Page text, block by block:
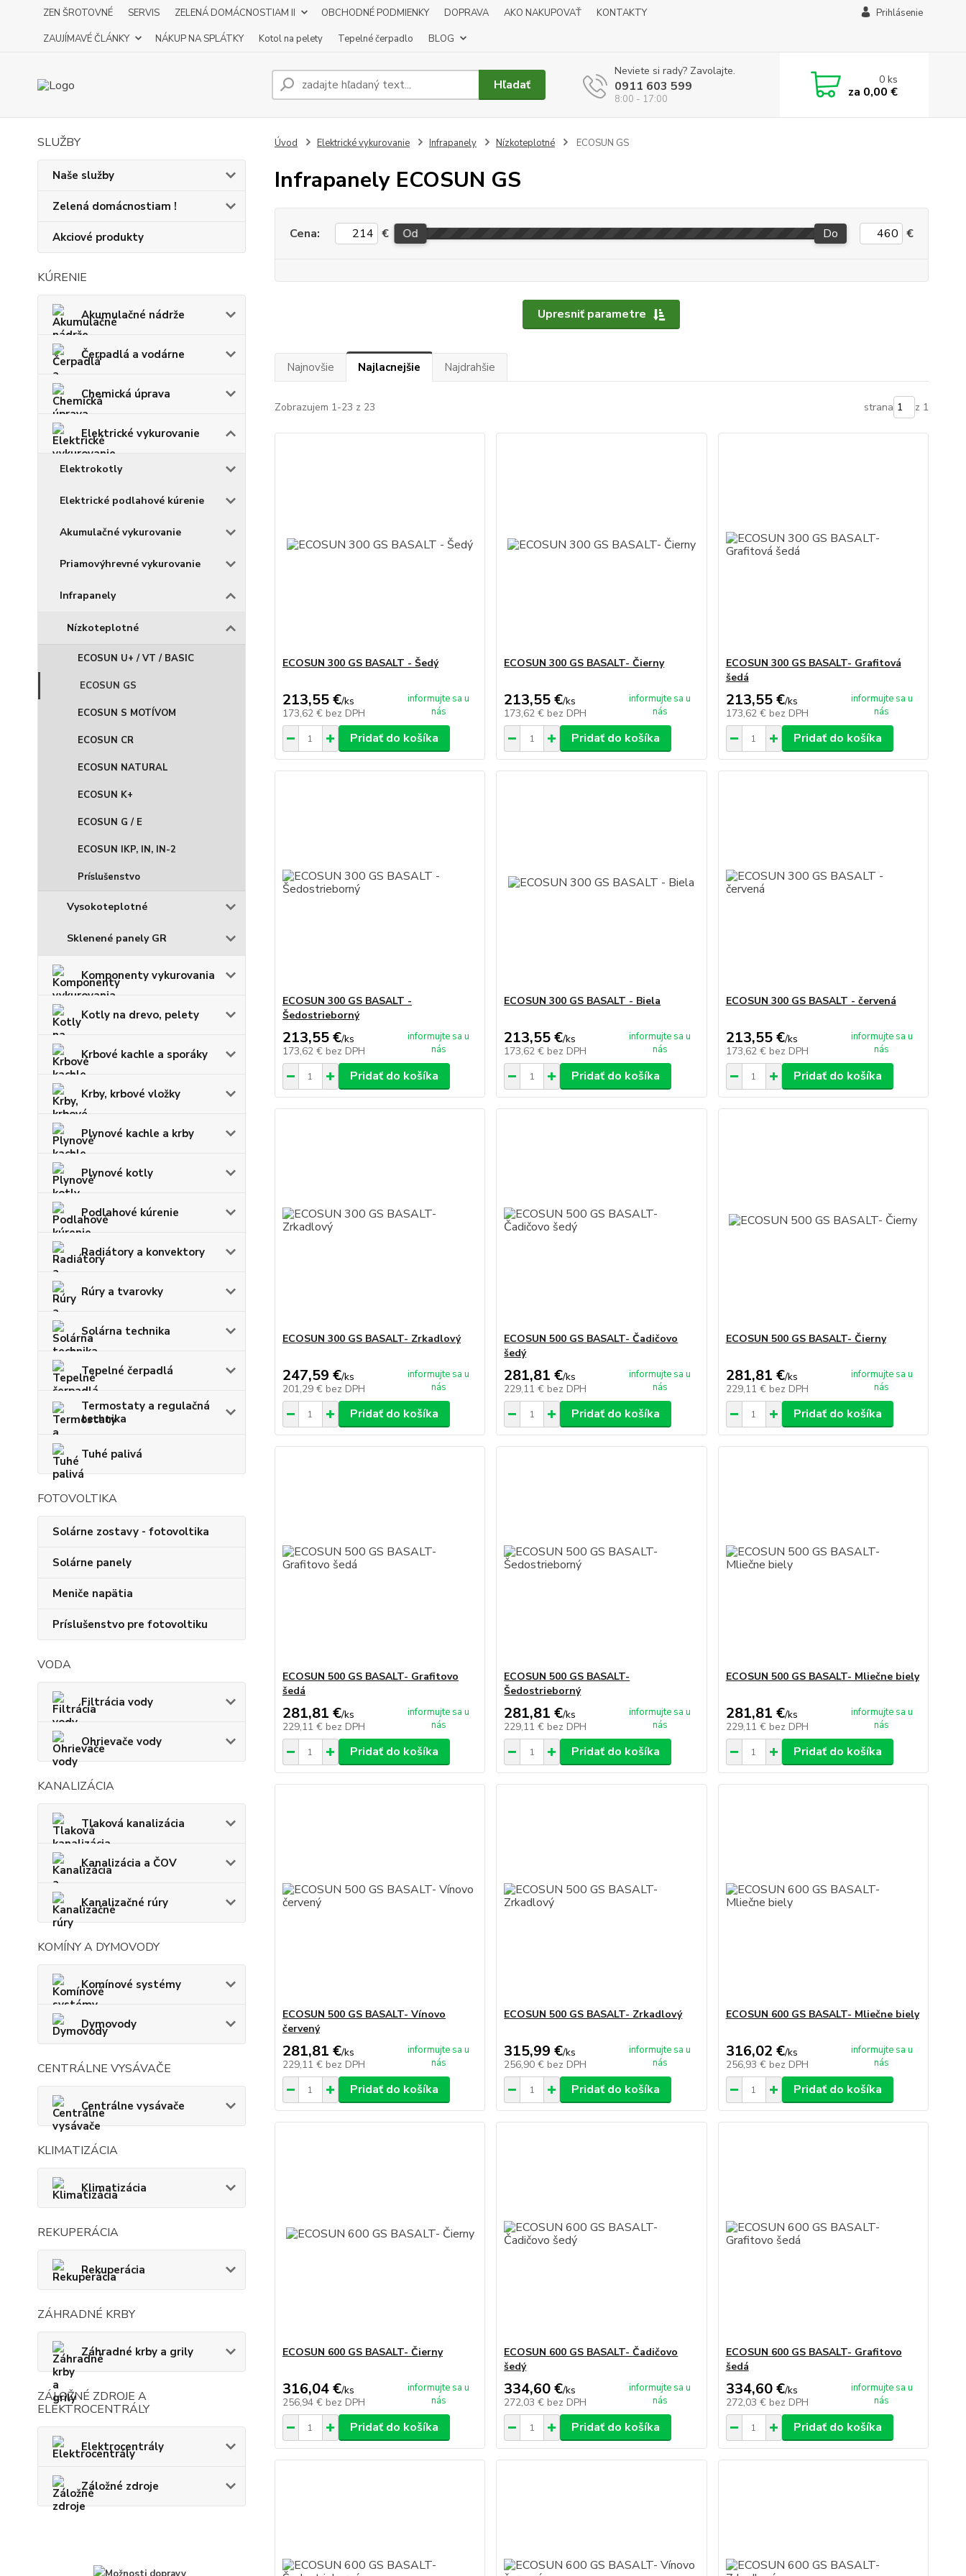
ZEN ŠROTOVNÉ SERVIS ZELENÁ DOMÁCNOSTIAM II OBCHODNÉ PODMIENKY DOPRAVA AKO NAKUPOVAŤ
KONTAKTY
ZAUJÍMAVÉ ČLÁNKY
NÁKUP NA SPLÁTKY Kotol na pelety Tepelné čerpadlo BLOG
Prihlásenie
Hľadať
Neviete si rady? Zavolajte.
0911 603 599
8:00 - 17:00
0ks
za 0,00 €
SLUŽBY
Naše služby
Zelená domácnostiam !
Akciové produkty
KÚRENIE
Akumulačné nádrže
Čerpadlá a vodárne
Chemická úprava
Elektrické vykurovanie
Elektrokotly
Elektrické podlahové kúrenie
Akumulačné vykurovanie
Priamovýhrevné vykurovanie
Infrapanely
Nízkoteplotné
ECOSUN U+ / VT / BASIC
ECOSUN GS
ECOSUN S MOTÍVOM
ECOSUN CR
ECOSUN NATURAL
ECOSUN K+
ECOSUN G / E
ECOSUN IKP, IN, IN-2
Príslušenstvo
Vysokoteplotné
Sklenené panely GR
Komponenty vykurovania
Kotly na drevo, pelety
Krbové kachle a sporáky
Krby, krbové vložky
Plynové kachle a krby
Plynové kotly
Podlahové kúrenie
Radiátory a konvektory
Rúry a tvarovky
Solárna technika
Tepelné čerpadlá
Termostaty a regulačná
technika
Tuhé palivá
FOTOVOLTIKA
Solárne zostavy - fotovoltika
Solárne panely
Meniče napätia
Príslušenstvo pre fotovoltiku
VODA
Filtrácia vody
Ohrievače vody
KANALIZÁCIA
Tlaková kanalizácia
Kanalizácia a ČOV
Kanalizačné rúry
KOMÍNY A DYMOVODY
Komínové systémy
Dymovody
CENTRÁLNE VYSÁVAČE
Centrálne vysávače
KLIMATIZÁCIA
Klimatizácia
REKUPERÁCIA
Rekuperácia
ZÁHRADNÉ KRBY
Záhradné krby a grily
ZÁLOŽNÉ ZDROJE A
ELEKTROCENTRÁLY
Elektrocentrály
Záložné zdroje
Úvod Elektrické vykurovanie Infrapanely Nízkoteplotné ECOSUN GS
Infrapanely ECOSUN GS
Upresniť parametre
Cena: € Od Do €
Najnovšie Najlacnejšie Najdrahšie
Zobrazujem 1-23 z 23 strana z 1
ECOSUN 300 GS BASALT - Šedý
213,55 €/ks
173,62 € bez DPH
informujte sa u
nás
Pridať do košíka
ECOSUN 300 GS BASALT- Čierny
213,55 €/ks
173,62 € bez DPH
informujte sa u
nás
Pridať do košíka
ECOSUN 300 GS BASALT- Grafitová
šedá
213,55 €/ks
173,62 € bez DPH
informujte sa u
nás
Pridať do košíka
ECOSUN 300 GS BASALT -
Šedostrieborný
213,55 €/ks
173,62 € bez DPH
informujte sa u
nás
Pridať do košíka
ECOSUN 300 GS BASALT - Biela
213,55 €/ks
173,62 € bez DPH
informujte sa u
nás
Pridať do košíka
ECOSUN 300 GS BASALT - červená
213,55 €/ks
173,62 € bez DPH
informujte sa u
nás
Pridať do košíka
ECOSUN 300 GS BASALT- Zrkadlový
247,59 €/ks
201,29 € bez DPH
informujte sa u
nás
Pridať do košíka
ECOSUN 500 GS BASALT- Čadičovo
šedý
281,81 €/ks
229,11 € bez DPH
informujte sa u
nás
Pridať do košíka
ECOSUN 500 GS BASALT- Čierny
281,81 €/ks
229,11 € bez DPH
informujte sa u
nás
Pridať do košíka
ECOSUN 500 GS BASALT- Grafitovo
šedá
281,81 €/ks
229,11 € bez DPH
informujte sa u
nás
Pridať do košíka
ECOSUN 500 GS BASALT-
Šedostrieborný
281,81 €/ks
229,11 € bez DPH
informujte sa u
nás
Pridať do košíka
ECOSUN 500 GS BASALT- Mliečne biely
281,81 €/ks
229,11 € bez DPH
informujte sa u
nás
Pridať do košíka
ECOSUN 500 GS BASALT- Vínovo
červený
281,81 €/ks
229,11 € bez DPH
informujte sa u
nás
Pridať do košíka
ECOSUN 500 GS BASALT- Zrkadlový
315,99 €/ks
256,90 € bez DPH
informujte sa u
nás
Pridať do košíka
ECOSUN 600 GS BASALT- Mliečne biely
316,02 €/ks
256,93 € bez DPH
informujte sa u
nás
Pridať do košíka
ECOSUN 600 GS BASALT- Čierny
316,04 €/ks
256,94 € bez DPH
informujte sa u
nás
Pridať do košíka
ECOSUN 600 GS BASALT- Čadičovo
šedý
334,60 €/ks
272,03 € bez DPH
informujte sa u
nás
Pridať do košíka
ECOSUN 600 GS BASALT- Grafitovo
šedá
334,60 €/ks
272,03 € bez DPH
informujte sa u
nás
Pridať do košíka